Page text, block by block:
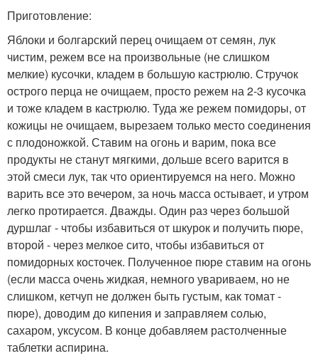
Приготовление:
Яблоки и болгарский перец очищаем от семян, лук
чистим, режем все на произвольные (не слишком
мелкие) кусочки, кладем в большую кастрюлю. Стручок
острого перца не очищаем, просто режем на 2-3 кусочка
и тоже кладем в кастрюлю. Туда же режем помидоры, от
кожицы не очищаем, вырезаем только место соединения
с плодоножкой. Ставим на огонь и варим, пока все
продукты не станут мягкими, дольше всего варится в
этой смеси лук, так что ориентируемся на него. Можно
варить все это вечером, за ночь масса остывает, и утром
легко протирается. Дважды. Один раз через большой
дуршлаг - чтобы избавиться от шкурок и получить пюре,
второй - через мелкое сито, чтобы избавиться от
помидорных косточек. Полученное пюре ставим на огонь
(если масса очень жидкая, немного увариваем, но не
слишком, кетчуп не должен быть густым, как томат -
пюре), доводим до кипения и заправляем солью,
сахаром, уксусом. В конце добавляем растолченные
таблетки аспирина.